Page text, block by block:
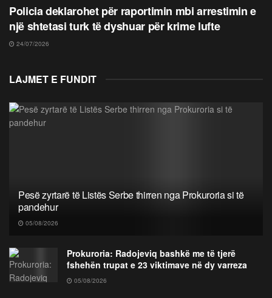
Policia deklarohet për raportimin mbi arrestimin e
një shtetasi turk të dyshuar për krime lufte
24/07/2026
LAJMET E FUNDIT
Pesë zyrtarë të Listës Serbe thirren nga Prokuroria si të
pandehur
05/08/2026
Prokuroria: Radojeviq bashkë me të tjerë
fshehën trupat e 23 viktimave në dy varreza
05/08/2026